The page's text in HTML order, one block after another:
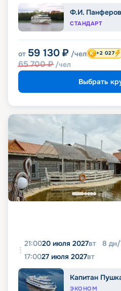
Ф.И. Панферов
СТАНДАРТ
от 59 130 ₽ /чел
65 700₽ /чел
+2 027
Выбрать
21:0020 июля 2027вт 8 дн/
17:0027 июля 2027вт
Капитан
ЭКОНОМ